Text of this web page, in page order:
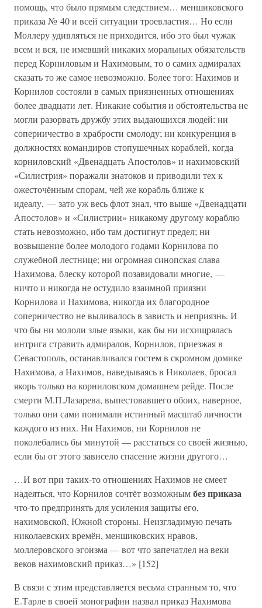
помощь, что было прямым следствием… меншиковского
приказа № 40 и всей ситуации троевластия… Но если
Моллеру удивляться не приходится, ибо это был чужак
всем и вся, не имевший никаких моральных обязательств
перед Корниловым и Нахимовым, то о самих адмиралах
сказать то же самое невозможно. Более того: Нахимов и
Корнилов состояли в самых приязненных отношениях
более двадцати лет. Никакие события и обстоятельства не
могли разорвать дружбу этих выдающихся людей: ни
соперничество в храбрости смолоду; ни конкуренция в
должностях командиров стопушечных кораблей, когда
корниловский «Двенадцать Апостолов» и нахимовский
«Силистрия» поражали знатоков и приводили тех к
ожесточённым спорам, чей же корабль ближе к
идеалу, — зато уж весь флот знал, что выше «Двенадцати
Апостолов» и «Силистрии» никакому другому кораблю
стать невозможно, ибо там достигнут предел; ни
возвышение более молодого годами Корнилова по
служебной лестнице; ни огромная синопская слава
Нахимова, блеску которой позавидовали многие, —
ничто и никогда не остудило взаимной приязни
Корнилова и Нахимова, никогда их благородное
соперничество не выливалось в зависть и неприязнь. И
что бы ни мололи злые языки, как бы ни исхищрялась
интрига стравить адмиралов, Корнилов, приезжая в
Севастополь, останавливался гостем в скромном домике
Нахимова, а Нахимов, наведываясь в Николаев, бросал
якорь только на корниловском домашнем рейде. После
смерти М.П.Лазарева, выпестовавшего обоих, наверное,
только они сами понимали истинный масштаб личности
каждого из них. Ни Нахимов, ни Корнилов не
поколебались бы минутой — расстаться со своей жизнью,
если бы от этого зависело спасение жизни другого…
…И вот при таких-то отношениях Нахимов не смеет
надеяться, что Корнилов сочтёт возможнымбез приказа
что-то предпринять для усиления защиты его,
нахимовской, Южной стороны. Неизгладимую печать
николаевских времён, меншиковских нравов,
моллеровского эгоизма — вот что запечатлел на веки
веков нахимовский приказ…» [152]
В связи с этим представляется весьма странным то, что
Е.Тарле в своей монографии назвал приказ Нахимова